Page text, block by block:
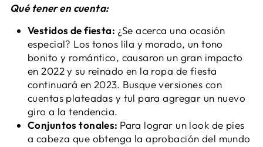
Qué tener en cuenta:
Vestidos de fiesta: ¿Se acerca una ocasión
especial? Los tonos lila y morado, un tono
bonito y romántico, causaron un gran impacto
en 2022 y su reinado en la ropa de fiesta
continuará en 2023. Busque versiones con
cuentas plateadas y tul para agregar un nuevo
giro a la tendencia.
Conjuntos tonales: Para lograr un look de pies
a cabeza que obtenga la aprobación del mundo